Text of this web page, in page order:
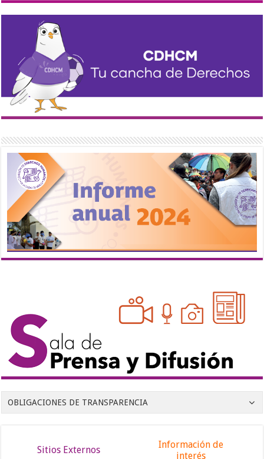
OBLIGACIONES DE TRANSPARENCIA
Sitios Externos
Información de
interés